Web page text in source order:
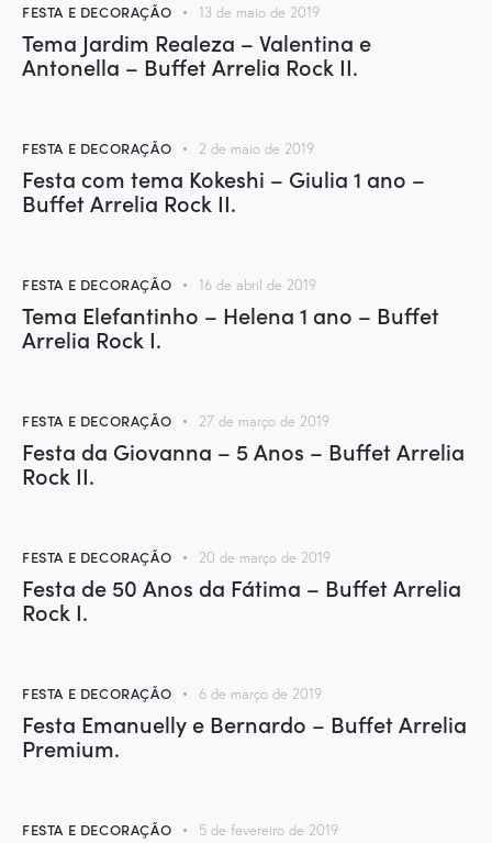
FESTA E DECORAÇÃO 13 de maio de 2019
Tema Jardim Realeza – Valentina e
Antonella – Buffet Arrelia Rock II.
FESTA E DECORAÇÃO 2 de maio de 2019
Festa com tema Kokeshi – Giulia 1 ano –
Buffet Arrelia Rock II.
FESTA E DECORAÇÃO 16 de abril de 2019
Tema Elefantinho – Helena 1 ano – Buffet
Arrelia Rock I.
FESTA E DECORAÇÃO 27 de março de 2019
Festa da Giovanna – 5 Anos – Buffet Arrelia
Rock II.
FESTA E DECORAÇÃO 20 de março de 2019
Festa de 50 Anos da Fátima – Buffet Arrelia
Rock I.
FESTA E DECORAÇÃO 6 de março de 2019
Festa Emanuelly e Bernardo – Buffet Arrelia
Premium.
FESTA E DECORAÇÃO 5 de fevereiro de 2019